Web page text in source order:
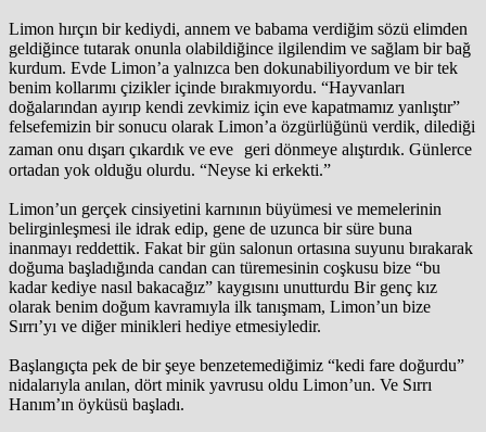
Limon hırçın bir kediydi, annem ve babama verdiğim sözü elimden
geldiğince tutarak onunla olabildiğince ilgilendim ve sağlam bir bağ
kurdum. Evde Limon’a yalnızca ben dokunabiliyordum ve bir tek
benim kollarımı çizikler içinde bırakmıyordu. “Hayvanları
doğalarından ayırıp kendi zevkimiz için eve kapatmamız yanlıştır”
felsefemizin bir sonucu olarak Limon’a özgürlüğünü verdik, dilediği
zaman onu dışarı çıkardık ve eve geri dönmeye alıştırdık. Günlerce
ortadan yok olduğu olurdu. “Neyse ki erkekti.”
Limon’un gerçek cinsiyetini karnının büyümesi ve memelerinin
belirginleşmesi ile idrak edip, gene de uzunca bir süre buna
inanmayı reddettik. Fakat bir gün salonun ortasına suyunu bırakarak
doğuma başladığında candan can türemesinin coşkusu bize “bu
kadar kediye nasıl bakacağız” kaygısını unutturdu Bir genç kız
olarak benim doğum kavramıyla ilk tanışmam, Limon’un bize
Sırrı’yı ve diğer minikleri hediye etmesiyledir.
Başlangıçta pek de bir şeye benzetemediğimiz “kedi fare doğurdu”
nidalarıyla anılan, dört minik yavrusu oldu Limon’un. Ve Sırrı
Hanım’ın öyküsü başladı.